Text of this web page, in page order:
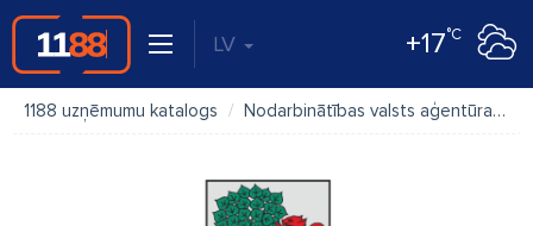
LV +17°C
1188 uzņēmumu katalogs Nodarbinātības valsts aģentūra